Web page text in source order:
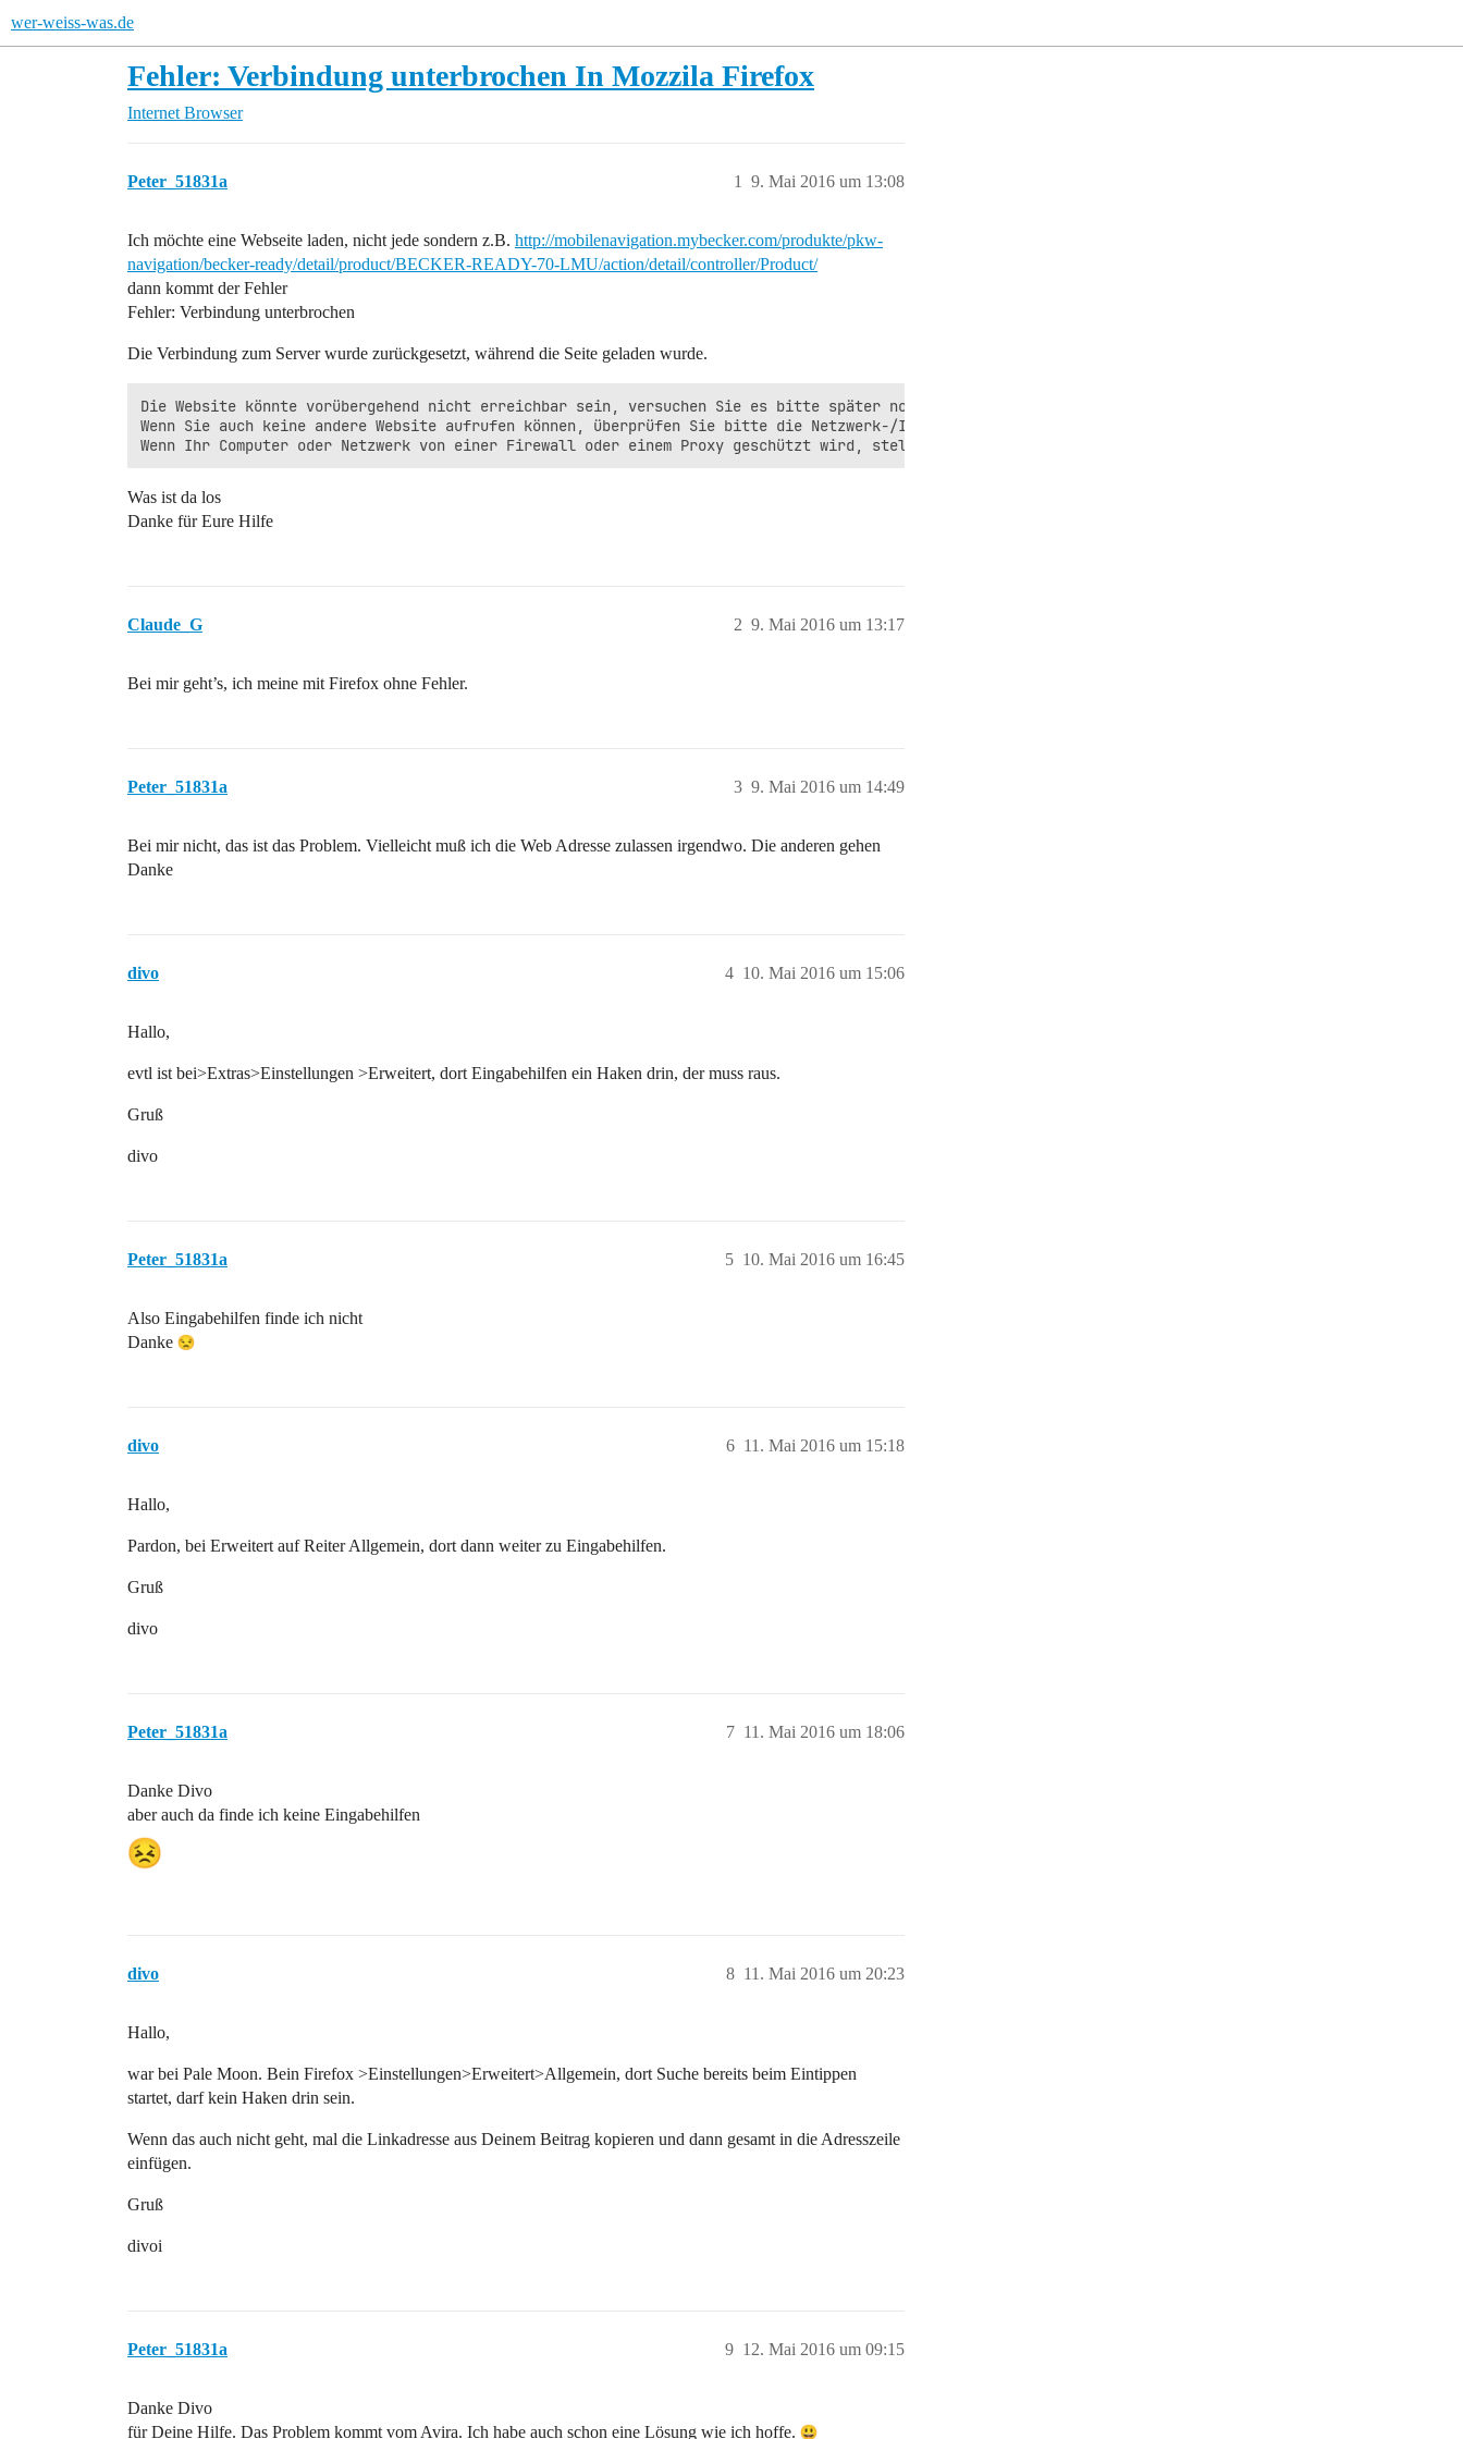
wer-weiss-was.de
Fehler: Verbindung unterbrochen In Mozzila Firefox
Internet Browser
Peter_51831a 9. Mai 2016 um 13:08
1
Ich möchte eine Webseite laden, nicht jede sondern z.B. http://mobilenavigation.mybecker.com/produkte/pkw-
navigation/becker-ready/detail/product/BECKER-READY-70-LMU/action/detail/controller/Product/
dann kommt der Fehler
Fehler: Verbindung unterbrochen
Die Verbindung zum Server wurde zurückgesetzt, während die Seite geladen wurde.
Die Website könnte vorübergehend nicht erreichbar sein, versuchen Sie es bitte später nochmals.
Wenn Sie auch keine andere Website aufrufen können, überprüfen Sie bitte die Netzwerk-/Internetverbindung.
Was ist da los
Danke für Eure Hilfe
Claude_G 9. Mai 2016 um 13:17
2
Bei mir geht’s, ich meine mit Firefox ohne Fehler.
Peter_51831a 9. Mai 2016 um 14:49
3
Bei mir nicht, das ist das Problem. Vielleicht muß ich die Web Adresse zulassen irgendwo. Die anderen gehen
Danke
divo 10. Mai 2016 um 15:06
4
Hallo,
evtl ist bei>Extras>Einstellungen >Erweitert, dort Eingabehilfen ein Haken drin, der muss raus.
Gruß
divo
Peter_51831a 10. Mai 2016 um 16:45
5
Also Eingabehilfen finde ich nicht
Danke
divo 11. Mai 2016 um 15:18
6
Hallo,
Pardon, bei Erweitert auf Reiter Allgemein, dort dann weiter zu Eingabehilfen.
Gruß
divo
Peter_51831a 11. Mai 2016 um 18:06
7
Danke Divo
aber auch da finde ich keine Eingabehilfen
divo 11. Mai 2016 um 20:23
8
Hallo,
war bei Pale Moon. Bein Firefox >Einstellungen>Erweitert>Allgemein, dort Suche bereits beim Eintippen
startet, darf kein Haken drin sein.
Wenn das auch nicht geht, mal die Linkadresse aus Deinem Beitrag kopieren und dann gesamt in die Adresszeile
einfügen.
Gruß
divoi
Peter_51831a 12. Mai 2016 um 09:15
9
Danke Divo
für Deine Hilfe. Das Problem kommt vom Avira. Ich habe auch schon eine Lösung wie ich hoffe.